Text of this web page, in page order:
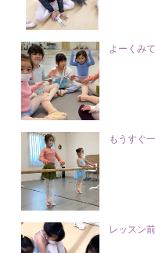
よーくみ
もうすぐ
レッスン